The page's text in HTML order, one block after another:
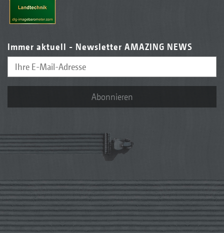
Immer aktuell - Newsletter AMAZING NEWS
Abonnieren